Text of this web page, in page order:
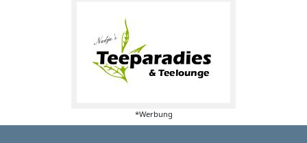
*Werbung